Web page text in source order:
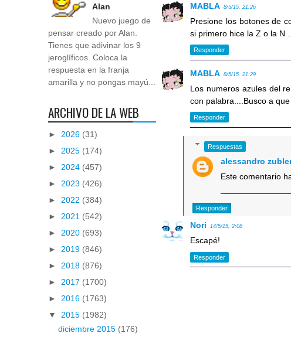
MABLA 8/5/15, 21:26
Presione los botones de
si primero hice la Z o la N
Responder
MABLA 8/5/15, 21:29
Los numeros azules del
con palabra....Busco a
Responder
Respuestas
alessandro
Este comentario
Responder
Nori 14/5/15, 2:08
Escapé!
Responder
Alan
Nuevo juego de
pensar creado por Alan.
Tienes que adivinar los 9
jeroglíficos. Coloca la
respuesta en la franja
amarilla y no pongas mayú...
ARCHIVO DE LA WEB
► 2026 (31)
► 2025 (174)
► 2024 (457)
► 2023 (426)
► 2022 (384)
► 2021 (542)
► 2020 (693)
► 2019 (846)
► 2018 (876)
► 2017 (1700)
► 2016 (1763)
▼ 2015 (1982)
diciembre 2015 (176)